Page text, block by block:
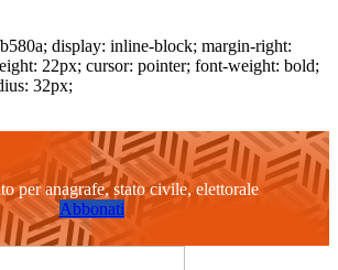
display: inline-block; margin-right:
22px; cursor: pointer; font-weight: bold;
32px;
per anagrafe, stato civile, elettorale
Abbonati